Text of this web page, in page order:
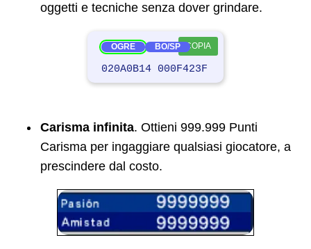
oggetti e tecniche senza dover grindare.
OGRE BO/SP COPIA
020A0B14 000F423F
Carisma infinita. Ottieni 999.999 Punti
Carisma per ingaggiare qualsiasi giocatore, a
prescindere dal costo.